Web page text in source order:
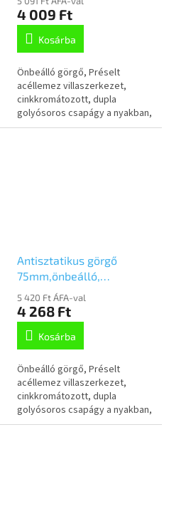
2470YGO075P30-11
4 009 Ft
Kosárba
Önbeálló görgő, Préselt
acéllemez villaszerkezet,
cinkkromátozott, dupla
golyósoros csapágy a nyakban,
csavarfurat. Elektromosan
Antisztatikus görgő
75mm,önbeálló,
talplemezzel,
2470YGO075P40
5 420 Ft ÁFA-val
4 268 Ft
Kosárba
Önbeálló görgő, Préselt
acéllemez villaszerkezet,
cinkkromátozott, dupla
golyósoros csapágy a nyakban,
talplemezes rögzítés.